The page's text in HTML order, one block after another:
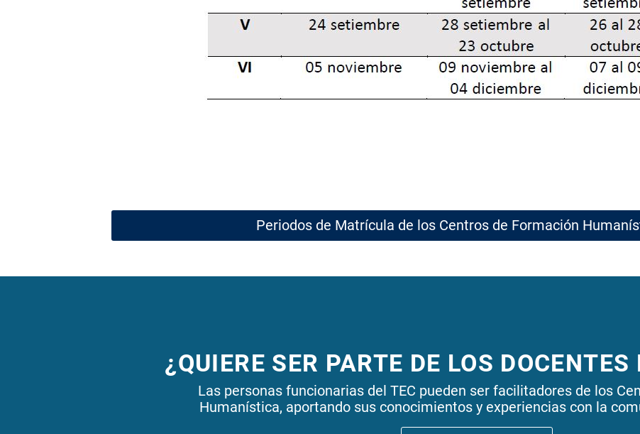
Periodos de Matrícula de los Centros de Formación
¿QUIERE SER PARTE DE LOS DOCENTES
Las personas funcionarias del TEC pueden ser facilitadores de los
Humanística, aportando sus conocimientos y experiencias con la